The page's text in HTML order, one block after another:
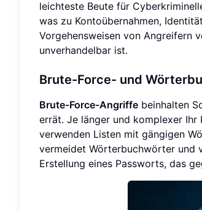
leichteste Beute für
was zu Kontoübernahmen,
Vorgehensweisen von Angreifern
unverhandelbar ist.
Brute-Force- und
Brute-Force-Angriffe beinhalten
errät. Je länger und komplexer
verwenden Listen mit gängigen
vermeidet Wörterbuchwörter und
Erstellung eines Passworts, das